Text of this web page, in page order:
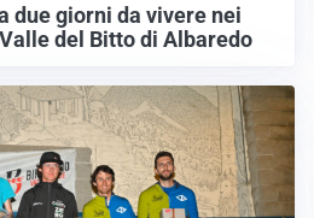
due giorni da vivere nei
del Bitto di Albaredo